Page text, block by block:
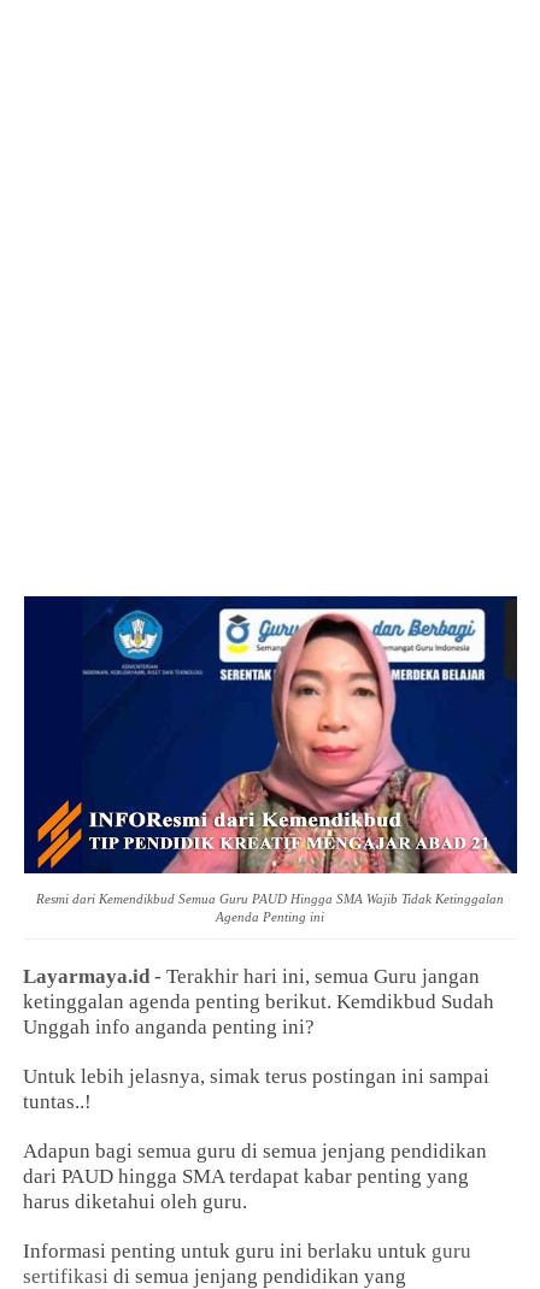
Resmi dari Kemendikbud Semua Guru PAUD Hingga SMA Wajib Tidak Ketinggalan
Agenda Penting ini
Layarmaya.id - Terakhir hari ini, semua Guru jangan
ketinggalan agenda penting berikut. Kemdikbud Sudah
Unggah info anganda penting ini?
Untuk lebih jelasnya, simak terus postingan ini sampai
tuntas..!
Adapun bagi semua guru di semua jenjang pendidikan
dari PAUD hingga SMA terdapat kabar penting yang
harus diketahui oleh guru.
Informasi penting untuk guru ini berlaku untuk guru
sertifikasi di semua jenjang pendidikan yang